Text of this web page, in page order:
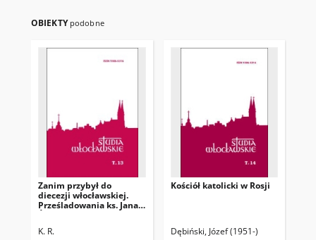
OBIEKTY podobne
Zanim przybył do
diecezji włocławskiej.
Prześladowania ks. Jana
K. R.
Kościół katolicki w Rosji
Dębiński, Józef (1951-)